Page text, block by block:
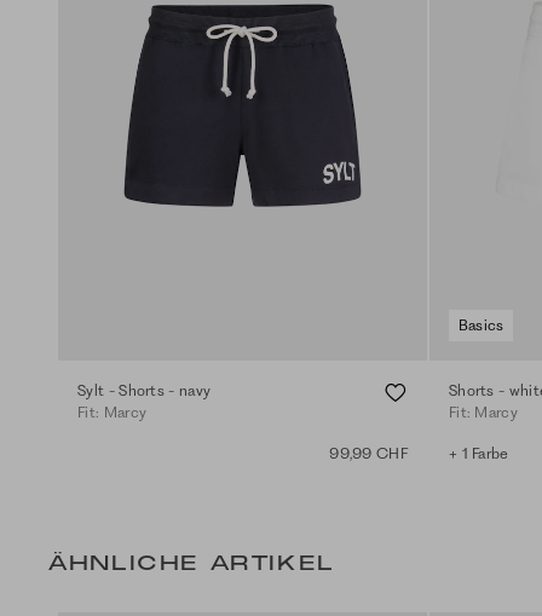
Sylt - Shorts - navy
Fit: Marcy
99,99 CHF
Basics
Shorts -
Fit: Marcy
+ 1 Farbe
ÄHNLICHE ARTIKEL